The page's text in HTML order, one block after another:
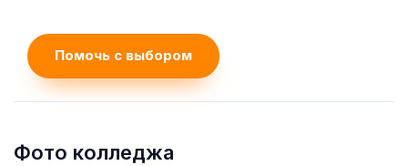
Помочь с выбором
Фото колледжа